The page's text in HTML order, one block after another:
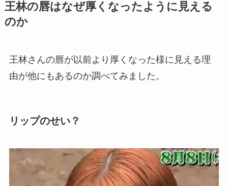
王林の唇はなぜ厚くなったように見える
のか
王林さんの唇が以前より厚くなった様に見える理
由が他にもあるのか調べてみました。
リップのせい？